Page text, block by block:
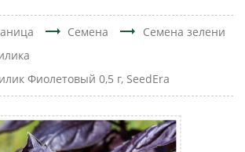
trending_flat Семена trending_flat Семена зелени
Фиолетовый 0,5 г, SeedEra